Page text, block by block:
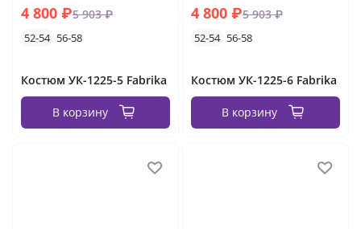
4 800 ₽5 903 ₽
52-54 56-58
Костюм УК-1225-5 Fabrika
В корзину
4 800 ₽5 903 ₽
52-54 56-58
Костюм УК-1225-6 Fabrika
В корзину